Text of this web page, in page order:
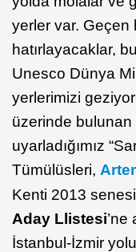
yerler var. Geçen
hatırlayacaklar,
Unesco Dünya
yerlerimizi
üzerinde
uyarladığımız
Tümülüsleri,
Kenti 2013
Aday Llistesi’ne
İstanbul-İzmir